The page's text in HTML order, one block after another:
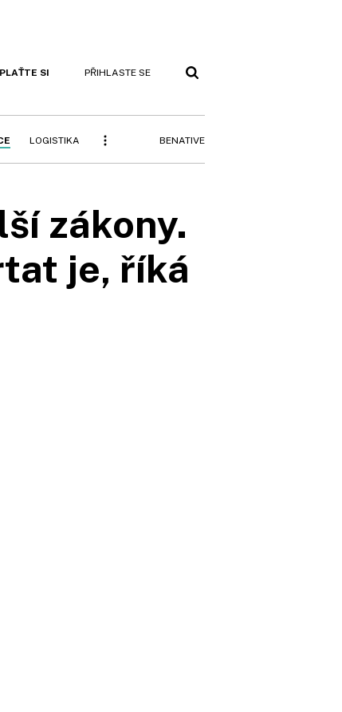
SI PŘIHLASTE SE
LOGISTIKA BENATIVE
zákony.
je, říká